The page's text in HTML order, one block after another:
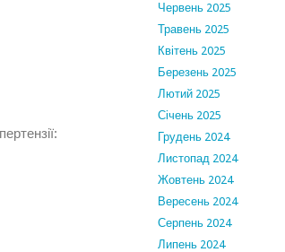
Червень 2025
Травень 2025
Квітень 2025
Березень 2025
Лютий 2025
Січень 2025
Грудень 2024
Листопад 2024
Жовтень 2024
Вересень 2024
Серпень 2024
Липень 2024